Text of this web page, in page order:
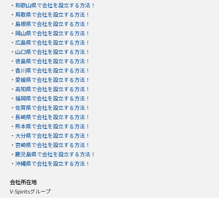
・ 和歌山県で会社を設立する方法！
・ 鳥取県で会社を設立する方法！
・ 島根県で会社を設立する方法！
・ 岡山県で会社を設立する方法！
・ 広島県で会社を設立する方法！
・ 山口県で会社を設立する方法！
・ 徳島県で会社を設立する方法！
・ 香川県で会社を設立する方法！
・ 愛媛県で会社を設立する方法！
・ 高知県で会社を設立する方法！
・ 福岡県で会社を設立する方法！
・ 佐賀県で会社を設立する方法！
・ 長崎県で会社を設立する方法！
・ 熊本県で会社を設立する方法！
・ 大分県で会社を設立する方法！
・ 宮崎県で会社を設立する方法！
・ 鹿児島県で会社を設立する方法！
・ 沖縄県で会社を設立する方法！
会社所在地
V-Spiritsグループ